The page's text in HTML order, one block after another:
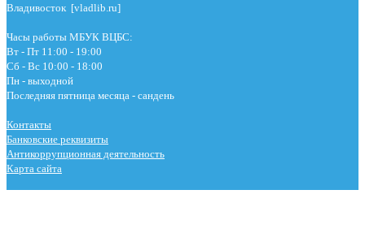
Владивосток [vladlib.ru]
Часы работы МБУК ВЦБС:
Вт - Пт 11:00 - 19:00
Сб - Вс 10:00 - 18:00
Пн - выходной
Последняя пятница месяца - сандень
Контакты
Банковские реквизиты
Антикоррупционная деятельность
Карта сайта